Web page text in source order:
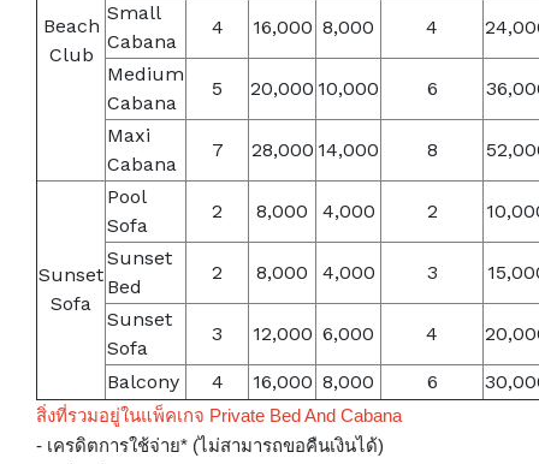
Beach
Club
Small
Cabana
4 16,000 8,000 4
Medium
Cabana
5 20,000 10,000 6
Maxi
Cabana
7 28,000 14,000 8
Sunset
Sofa
Pool
Sofa
2 8,000 4,000 2
Sunset
Bed
2 8,000 4,000 3
Sunset
Sofa
3 12,000 6,000 4
Balcony 4 16,000 8,000 6
สิ่งที่รวมอยู่ในแพ็คเกจ Private Bed And Cabana
- เครดิตการใช้จ่าย* (ไม่สามารถขอคืนเงินได้)